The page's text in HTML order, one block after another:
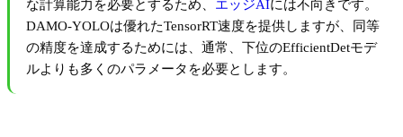
な計算能力を必要とするため、 エッジAIには不向きです。
DAMO-YOLOは優れたTensorRT速度を提供しますが、同等
の精度を達成するためには、通常、下位のEfficientDetモデ
ルよりも多くのパラメータを必要とします。